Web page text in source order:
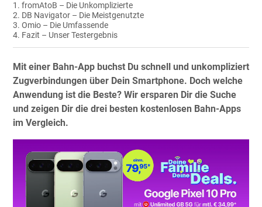
fromAtoB – Die Unkomplizierte
DB Navigator – Die Meistgenutzte
Omio – Die Umfassende
Fazit – Unser Testergebnis
Mit einer Bahn-App buchst Du schnell und unkompliziert
Zugverbindungen über Dein Smartphone. Doch welche
Anwendung ist die Beste? Wir ersparen Dir die Suche
und zeigen Dir die drei besten kostenlosen Bahn-Apps
im Vergleich.